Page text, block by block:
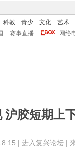
科教 青少 文化
艺术
赛事直播 网络
沪胶短期上
| 进入复兴论坛|